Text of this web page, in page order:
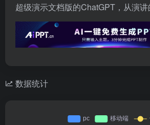
超级演示文档版的ChatGPT，从演
数据统计